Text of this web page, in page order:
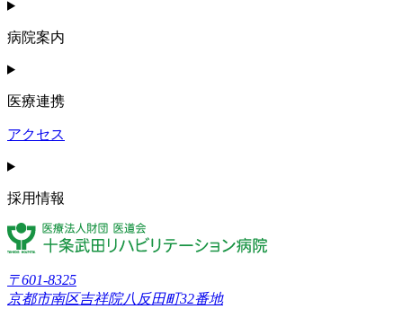
病院案内
医療連携
アクセス
採用情報
〒601-8325
京都市南区吉祥院八反田町32番地